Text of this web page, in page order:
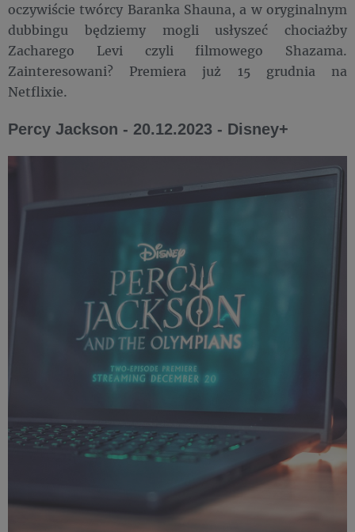
oczywiście twórcy Baranka Shauna, a w oryginalnym
dubbingu będziemy mogli usłyszeć chociażby
Zacharego Levi czyli filmowego Shazama.
Zainteresowani? Premiera już 15 grudnia na
Netflixie.
Percy Jackson - 20.12.2023 - Disney+